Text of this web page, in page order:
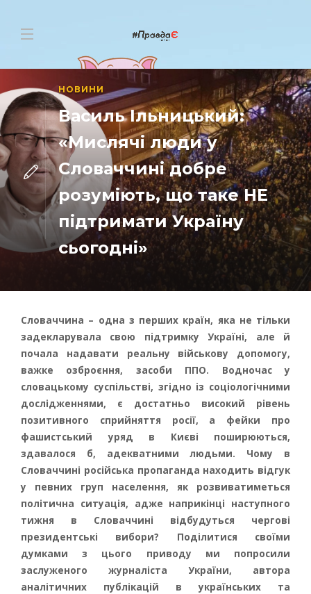
НОВИНИ
Василь Ільницький:
«Мислячі люди у
Словаччині добре
розуміють, що таке НЕ
підтримати Україну
сьогодні»
Словаччина – одна з перших країн, яка не тільки
задекларувала свою підтримку Україні, але й
почала надавати реальну військову допомогу,
важке озброєння, засоби ППО. Водночас у
словацькому суспільстві, згідно із соціологічними
дослідженнями, є достатньо високий рівень
позитивного сприйняття росії, а фейки про
фашистський уряд в Києві поширюються,
здавалося б, адекватними людьми. Чому в
Словаччині російська пропаганда находить відгук
у певних груп населення, як розвиватиметься
політична ситуація, адже наприкінці наступного
тижня в Словаччині відбудуться чергові
президентські вибори? Поділитися своїми
думками з цього приводу ми попросили
заслуженого журналіста України, автора
аналітичних публікацій в українських та